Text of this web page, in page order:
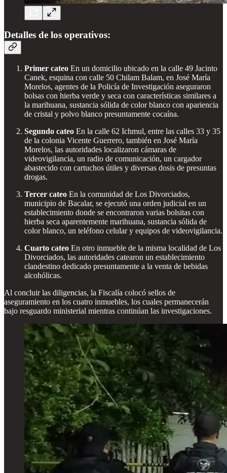
Detalles de los operativos:
Primer cateo En un domicilio ubicado en la calle 49 Jacinto
Canek, esquina con calle 50 Chilam Balam, en José María
Morelos, agentes de la Policía de Investigación aseguraron
bolsas con hierba verde y seca con características similares a
la marihuana, sustancia sólida de color blanco con apariencia
de cristal y polvo blanco presuntamente cocaína.
Segundo cateo En la calle 62 Ichmul, entre las calles 33 y 35
de la colonia Vicente Guerrero, también en José María
Morelos, las autoridades localizaron cámaras de
videovigilancia, un radio de comunicación, un cargador
abastecido con cartuchos útiles y diversas dosis de presuntas
drogas.
Tercer cateo En la comunidad de Los Divorciados,
municipio de Bacalar, se ejecutó una orden judicial en un
establecimiento donde se encontraron varias bolsitas con
hierba seca aparentemente marihuana, sustancia sólida de
color blanco, un teléfono celular y equipos de videovigilancia.
Cuarto cateo En otro inmueble de la misma localidad de Los
Divorciados, las autoridades catearon un establecimiento
clandestino dedicado presuntamente a la venta de bebidas
alcohólicas.
Al concluir las diligencias, la Fiscalía colocó sellos de
aseguramiento en los cuatro inmuebles, los cuales permanecerán
bajo resguardo ministerial mientras continúan las investigaciones.